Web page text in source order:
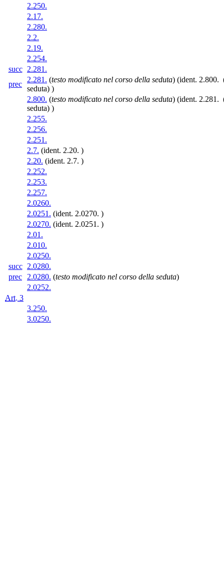
2.250.
2.17.
2.280.
2.2.
2.19.
2.254.
succ
2.281.
prec
2.281. (testo modificato nel corso della seduta) (ident. 2.800.
seduta) )
2.800. (testo modificato nel corso della seduta) (ident. 2.281.
seduta) )
2.255.
2.256.
2.251.
2.7. (ident. 2.20. )
2.20. (ident. 2.7. )
2.252.
2.253.
2.257.
2.0260.
2.0251. (ident. 2.0270. )
2.0270. (ident. 2.0251. )
2.01.
2.010.
2.0250.
succ
2.0280.
prec
2.0280. (testo modificato nel corso della seduta)
2.0252.
Art. 3
3.250.
3.0250.